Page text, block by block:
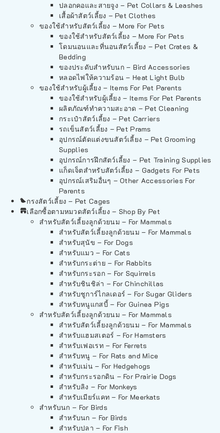
ปลอกคอและสายจูง – Pet Collars & Leashes
เสื้อผ้าสัตว์เลี้ยง – Pet Clothes
ของใช้สำหรับสัตว์เลี้ยง – More For Pets
ของใช้สำหรับสัตว์เลี้ยง – More For Pets
โดมนอนและที่นอนสัตว์เลี้ยง – Pet Crates &
Bedding
ของประดับสำหรับนก – Bird Accessories
หลอดไฟให้ความร้อน – Heat Light Bulb
ของใช้สำหรับผู้เลี้ยง – Items For Pet Parents
ของใช้สำหรับผู้เลี้ยง – Items For Pet Parents
ผลิตภัณฑ์ทำความสะอาด – Pet Cleaning
กระเป๋าสัตว์เลี้ยง – Pet Carriers
รถเข็นสัตว์เลี้ยง – Pet Prams
อุปกรณ์ตัดแต่งขนสัตว์เลี้ยง – Pet Grooming
Supplies
อุปกรณ์การฝึกสัตว์เลี้ยง – Pet Training Supplies
แก็ดเจ็ตสำหรับสัตว์เลี้ยง – Gadgets For Pets
อุปกรณ์เสริมอื่นๆ – Other Accessories For
Parents
กรงสัตว์เลี้ยง – Pet Cages
เลือกซื้อตามหมวดสัตว์เลี้ยง – Shop By Pet
สำหรับสัตว์เลี้ยงลูกด้วยนม – For Mammals
สำหรับสัตว์เลี้ยงลูกด้วยนม – For Mammals
สำหรับสุนัข – For Dogs
สำหรับแมว – For Cats
สำหรับกระต่าย – For Rabbits
สำหรับกระรอก – For Squirrels
สำหรับชินชิล่า – For Chinchillas
สำหรับชูการ์ไกลเดอร์ – For Sugar Gliders
สำหรับหนูแกสบี้ – For Guinea Pigs
สำหรับสัตว์เลี้ยงลูกด้วยนม – For Mammals
สำหรับสัตว์เลี้ยงลูกด้วยนม – For Mammals
สำหรับแฮมสเตอร์ – For Hamsters
สำหรับเฟอเรท – For Ferrets
สำหรับหนู – For Rats and Mice
สำหรับเม่น – For Hedgehogs
สำหรับกระรอกดิน – For Prairie Dogs
สำหรับลิง – For Monkeys
สำหรับเมียร์แคท – For Meerkats
สำหรับนก – For Birds
สำหรับนก – For Birds
สำหรับปลา – For Fish